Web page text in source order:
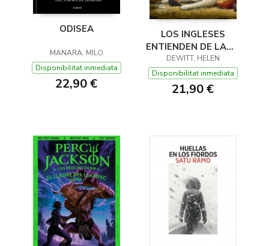
ODISEA
MANARA, MILO
Disponibilitat inmediata
22,90 €
LOS INGLESES
ENTIENDEN DE LANA
(Y OTROS TRUCOS)
DEWITT, HELEN
Disponibilitat inmediata
21,90 €